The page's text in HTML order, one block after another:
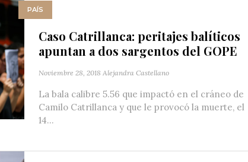
PAÍS
Caso Catrillanca: peritajes balíticos
apuntan a dos sargentos del GOPE
Noviembre 28, 2018 Alejandra Castellano
La bala calibre 5.56 que impactó en el cráneo de
Camilo Catrillanca y que le provocó la muerte, el
14...